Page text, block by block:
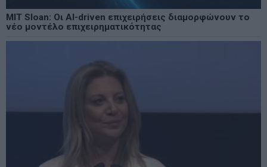
MIT Sloan: Οι AI-driven επιχειρήσεις διαμορφώνουν το
νέο μοντέλο επιχειρηματικότητας